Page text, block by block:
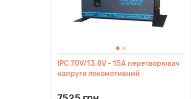
IPC 70V/13,8V - 15A перетворювач
напруги локомотивний